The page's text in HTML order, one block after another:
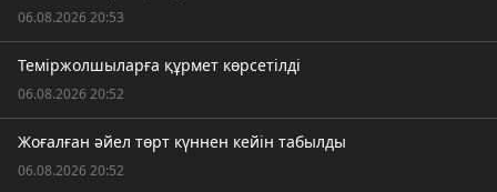
06.08.2026 20:53
Теміржолшыларға құрмет көрсетілді
06.08.2026 20:52
Жоғалған әйел төрт күннен кейін табылды
06.08.2026 20:52